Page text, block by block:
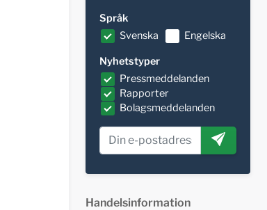
Språk
Svenska
Engelska
Nyhetstyper
Pressmeddelanden
Rapporter
Bolagsmeddelanden
Handelsinformation